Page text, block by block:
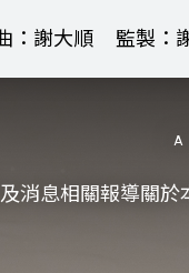
：謝大順 監製：
A
消息相關報導關於